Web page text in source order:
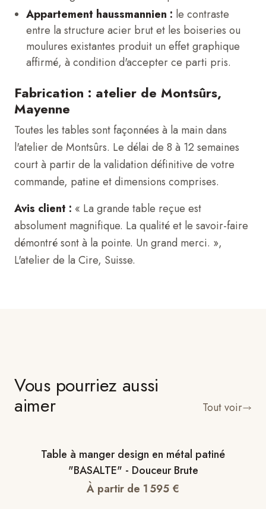
Appartement haussmannien : le contraste
entre la structure acier brut et les boiseries ou
moulures existantes produit un effet graphique
affirmé, à condition d'accepter ce parti pris.
Fabrication : atelier de Montsûrs,
Mayenne
Toutes les tables sont façonnées à la main dans
l'atelier de Montsûrs. Le délai de 8 à 12 semaines
court à partir de la validation définitive de votre
commande, patine et dimensions comprises.
Avis client : « La grande table reçue est
absolument magnifique. La qualité et le savoir-faire
démontré sont à la pointe. Un grand merci. »,
L'atelier de la Cire, Suisse.
Vous pourriez aussi
aimer Tout voir
Table à manger design en métal patiné
"BASALTE" - Douceur Brute
À partir de 1 595 €